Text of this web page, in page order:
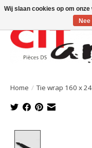
Home / Tie wrap 160 x
Wij slaan cookies op om
Nee